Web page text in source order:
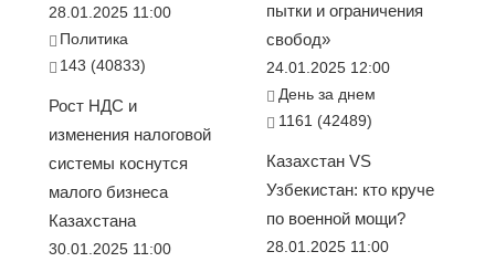
28.01.2025 11:00
Политика
143 (40833)
Рост НДС и
изменения налоговой
системы коснутся
малого бизнеса
Казахстана
30.01.2025 11:00
пытки и ограничения
свобод»
24.01.2025 12:00
День за днем
1161 (42489)
Казахстан VS
Узбекистан: кто круче
по военной мощи?
28.01.2025 11:00